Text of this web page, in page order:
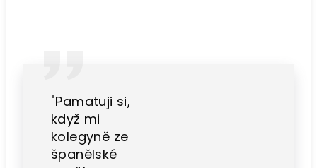
"Pamatuji si,
když mi
kolegyně ze
španělské